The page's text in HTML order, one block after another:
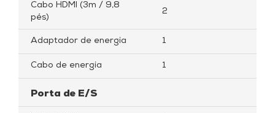
Cabo HDMI (3m / 9,8
pés)
2
Adaptador de energia 1
Cabo de energia 1
Porta de E/S